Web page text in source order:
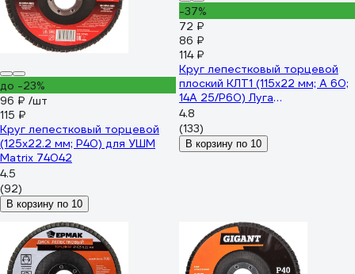
до -23%
96 ₽ /шт
115 ₽
Круг лепестковый торцевой
(125х22.2 мм; P40) для УШМ
Matrix 74042
4.5
(92)
В корзину по 10
-37%
72 ₽
86 ₽
114 ₽
Круг лепестковый торцевой
плоский КЛТ1 (115х22 мм; А 60;
14A 25/Р60) Луга
4603347218280
4.8
(133)
В корзину по 10